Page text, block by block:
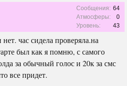
Сообщения: 64
Атмосферы:
0
Уровень:
43
час сидела проверяла.на
был как я помню, с самого
за обычный голос и 20к за смс
все придет.